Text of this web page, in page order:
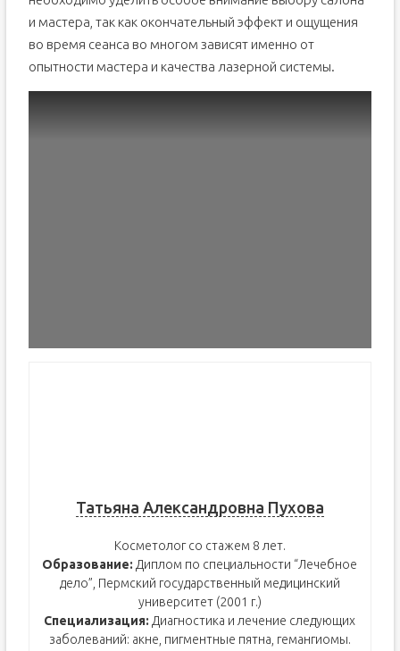
и мастера, так как окончательный эффект и ощущения
во время сеанса во многом зависят именно от
опытности мастера и качества лазерной системы.
Татьяна Александровна Пухова
Косметолог со стажем 8 лет.
Образование: Диплом по специальности “Лечебное
дело”, Пермский государственный медицинский
университет (2001 г.)
Специализация: Диагностика и лечение следующих
заболеваний: акне, пигментные пятна, гемангиомы.